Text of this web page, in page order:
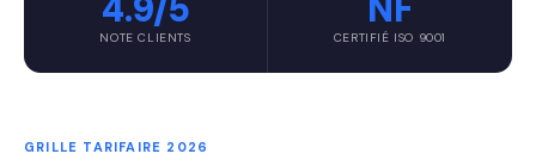
NOTE CLIENTS CERTIFIÉ ISO 9001
GRILLE TARIFAIRE 2026